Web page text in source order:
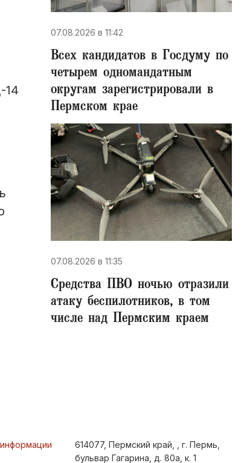
14
07.08.2026 в 11:42
Всех кандидатов в Госдуму по
четырем одномандатным
округам зарегистрировали в
Пермском крае
07.08.2026 в 11:35
Средства ПВО ночью отразили
атаку беспилотников, в том
числе над Пермским краем
614077, Пермский край, , г. Пермь,
бульвар Гагарина, д. 80а, к. 1